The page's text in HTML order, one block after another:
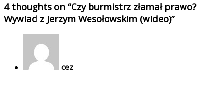
4 thoughts on “Czy burmistrz złamał prawo?
Wywiad z Jerzym Wesołowskim (wideo)”
cez